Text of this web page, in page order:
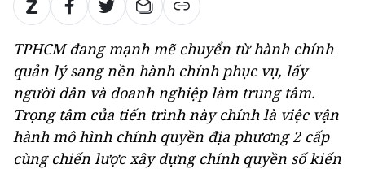
TPHCM đang mạnh mẽ chuyển từ hành chính
quản lý sang nền hành chính phục vụ, lấy
người dân và doanh nghiệp làm trung tâm.
Trọng tâm của tiến trình này chính là việc vận
hành mô hình chính quyền địa phương 2 cấp
cùng chiến lược xây dựng chính quyền số kiến